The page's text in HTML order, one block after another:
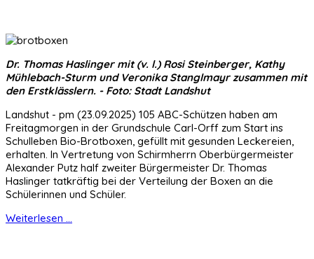
Dr. Thomas Haslinger mit (v. l.) Rosi Steinberger, Kathy
Mühlebach-Sturm und Veronika Stanglmayr zusammen mit
den Erstklässlern. - Foto: Stadt Landshut
Landshut - pm (23.09.2025) 105 ABC-Schützen haben am
Freitagmorgen in der Grundschule Carl-Orff zum Start ins
Schulleben Bio-Brotboxen, gefüllt mit gesunden Leckereien,
erhalten. In Vertretung von Schirmherrn Oberbürgermeister
Alexander Putz half zweiter Bürgermeister Dr. Thomas
Haslinger tatkräftig bei der Verteilung der Boxen an die
Schülerinnen und Schüler.
Weiterlesen ...